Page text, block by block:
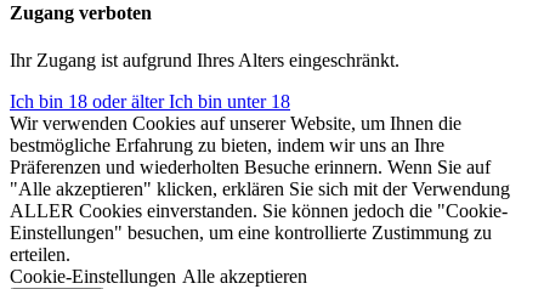
Zugang verboten
Ihr Zugang ist aufgrund Ihres Alters eingeschränkt.
Ich bin 18 oder älterIch bin unter 18
Wir verwenden Cookies auf unserer Website, um Ihnen die
bestmögliche Erfahrung zu bieten, indem wir uns an Ihre
Präferenzen und wiederholten Besuche erinnern. Wenn Sie auf
"Alle akzeptieren" klicken, erklären Sie sich mit der Verwendung
ALLER Cookies einverstanden. Sie können jedoch die "Cookie-
Einstellungen" besuchen, um eine kontrollierte Zustimmung zu
erteilen.
Cookie-Einstellungen Alle akzeptieren